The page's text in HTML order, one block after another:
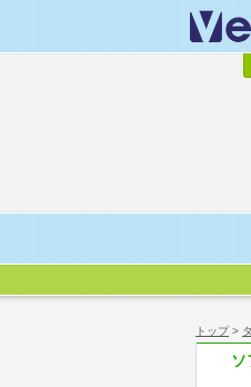
トップ>
ソ